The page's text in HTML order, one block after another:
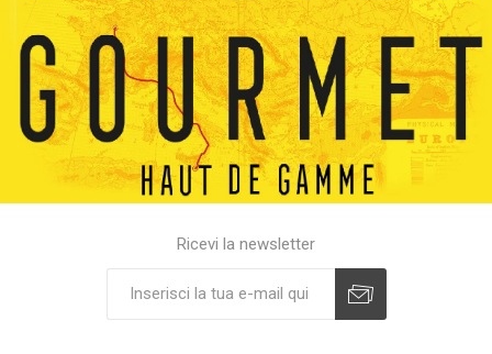
Ricevi la newsletter